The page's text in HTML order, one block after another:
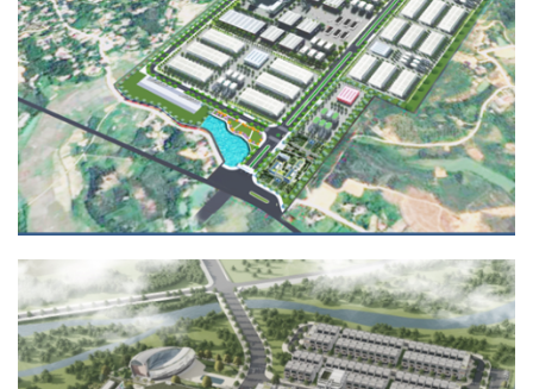
HẠ TẦNG KỸ THUẬT, QUY HOẠCH - KIẾN TRÚC